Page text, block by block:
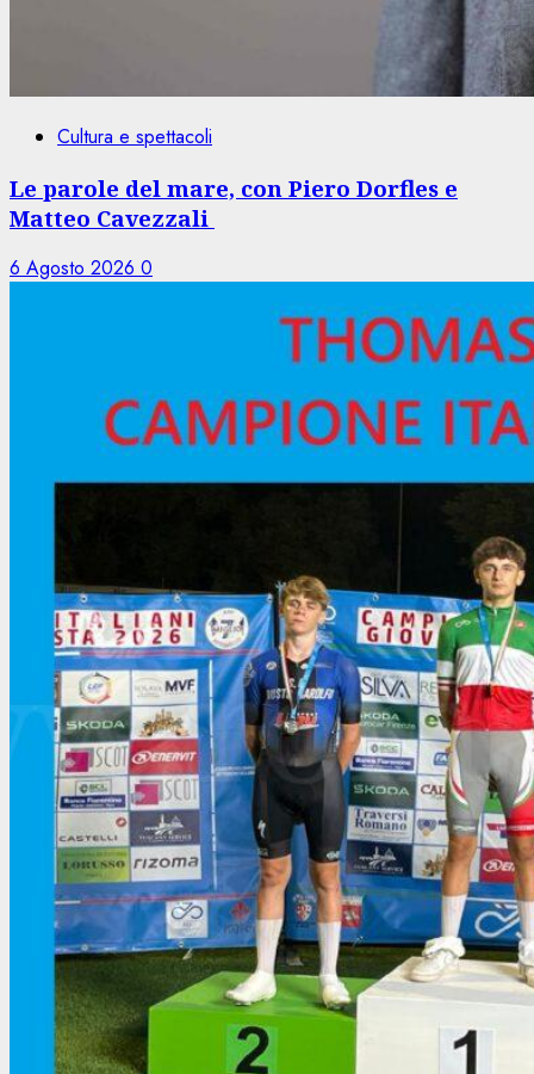
Cultura e spettacoli
Le parole del mare, con Piero Dorfles e
Matteo Cavezzali
6 Agosto 2026 0